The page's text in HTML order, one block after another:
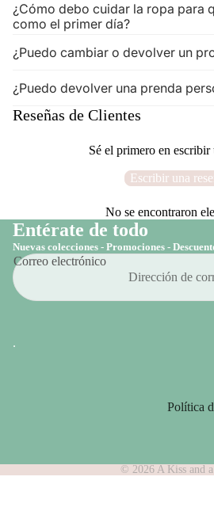
¿Cómo debo cuidar la ropa para
como el primer día?
¿Puedo cambiar o devolver un
¿Puedo devolver una prenda
Reseñas de Clientes
Sé el primero en escribir
Escribir una
No se encontraron
Entérate de todo
Nuevas colecciones - Promociones -
Correo electrónico
.
Política
© 2026 A Kiss and